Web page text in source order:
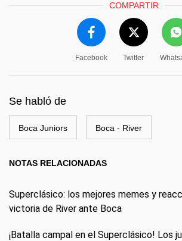
COMPARTIR
Facebook Twitter
Se habló de
Boca Juniors Boca - River
NOTAS RELACIONADAS
Superclásico: los mejores memes y
victoria de River ante Boca
¡Batalla campal en el Superclásico! Los